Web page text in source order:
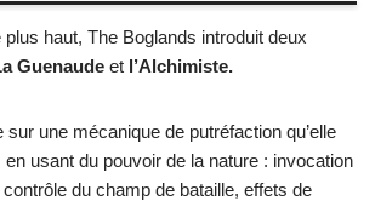
haut, The Boglands introduit deux
Guenaude et l’Alchimiste.
une mécanique de putréfaction qu’elle
usant du pouvoir de la nature : invocation
du champ de bataille, effets de